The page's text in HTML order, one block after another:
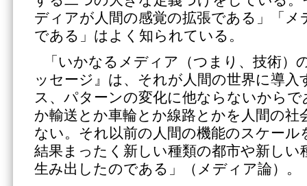
ディアが人間の感覚の拡張である」「
である」はよく知られている。
「いかなるメディア（つまり、技術）
ッセージ』は、それが人間の世界に導入
ス、パターンの変化に他ならないから
か輸送とか車輪とか線路とかを人間の社
ない。それ以前の人間の機能のスケール
結果まったく新しい種類の都市や新しい
生み出したのである」（メディア論）。